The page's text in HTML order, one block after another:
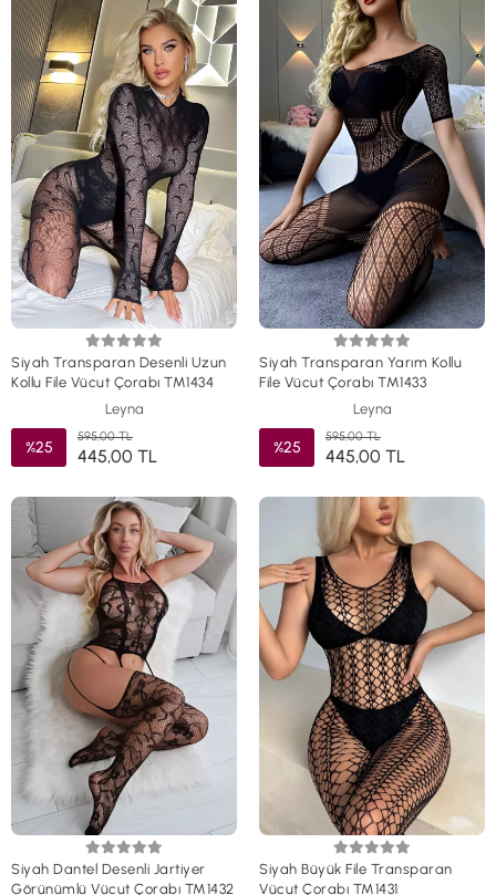
Siyah Transparan Desenli Uzun
Kollu File Vücut Çorabı TM1434
Leyna
%25
595,00 TL
445,00 TL
Siyah Transparan Yarım Kollu
File Vücut Çorabı TM1433
Leyna
%25
595,00 TL
445,00 TL
Siyah Dantel Desenli Jartiyer
Görünümlü Vücut Çorabı TM1432
Siyah Büyük File Transparan
Vücut Çorabı TM1431